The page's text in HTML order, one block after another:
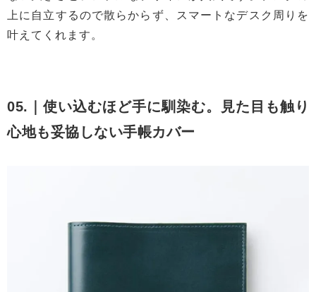
上に自立するので散らからず、スマートなデスク周りを
叶えてくれます。
05.｜使い込むほど手に馴染む。見た目も触り
心地も妥協しない手帳カバー